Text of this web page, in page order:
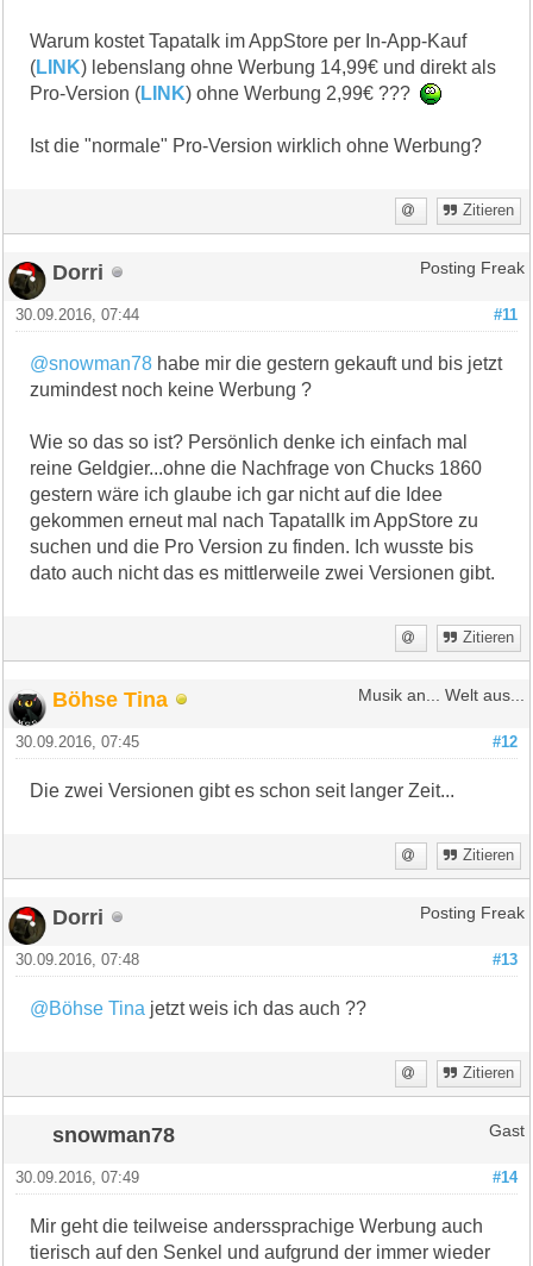
Warum kostet Tapatalk im AppStore per In-App-Kauf
(LINK) lebenslang ohne Werbung 14,99€ und direkt als
Pro-Version (LINK) ohne Werbung 2,99€ ???
Ist die "normale" Pro-Version wirklich ohne Werbung?
Zitieren
Dorri Posting Freak
#11
30.09.2016, 07:44
@snowman78 habe mir die gestern gekauft und bis jetzt
zumindest noch keine Werbung ?
Wie so das so ist? Persönlich denke ich einfach mal
reine Geldgier...ohne die Nachfrage von Chucks 1860
gestern wäre ich glaube ich gar nicht auf die Idee
gekommen erneut mal nach Tapatallk im AppStore zu
suchen und die Pro Version zu finden. Ich wusste bis
dato auch nicht das es mittlerweile zwei Versionen gibt.
Zitieren
Böhse Tina Musik an... Welt aus...
#12
30.09.2016, 07:45
Die zwei Versionen gibt es schon seit langer Zeit...
Zitieren
Dorri Posting Freak
#13
30.09.2016, 07:48
@Böhse Tina jetzt weis ich das auch ??
Zitieren
snowman78 Gast
#14
30.09.2016, 07:49
Mir geht die teilweise anderssprachige Werbung auch
tierisch auf den Senkel und aufgrund der immer wieder